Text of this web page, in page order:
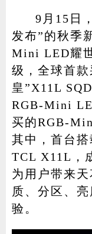
家电
登录
9月15日
发布”的秋季
Mini LED耀
级，全球首
皇”X11L
RGB-Mini
买的RGB-
其中，首台
TCL X11L，
为用户带来
质、分区、
验。